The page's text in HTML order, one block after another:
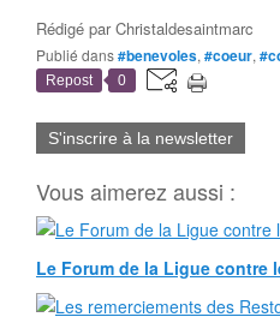
Rédigé parChristaldesaintmarc
Publié dans#benevoles, #coeur,
Repost 0
S'inscrire à la newsletter
Vous aimerez aussi :
Le Forum de la Ligue contre